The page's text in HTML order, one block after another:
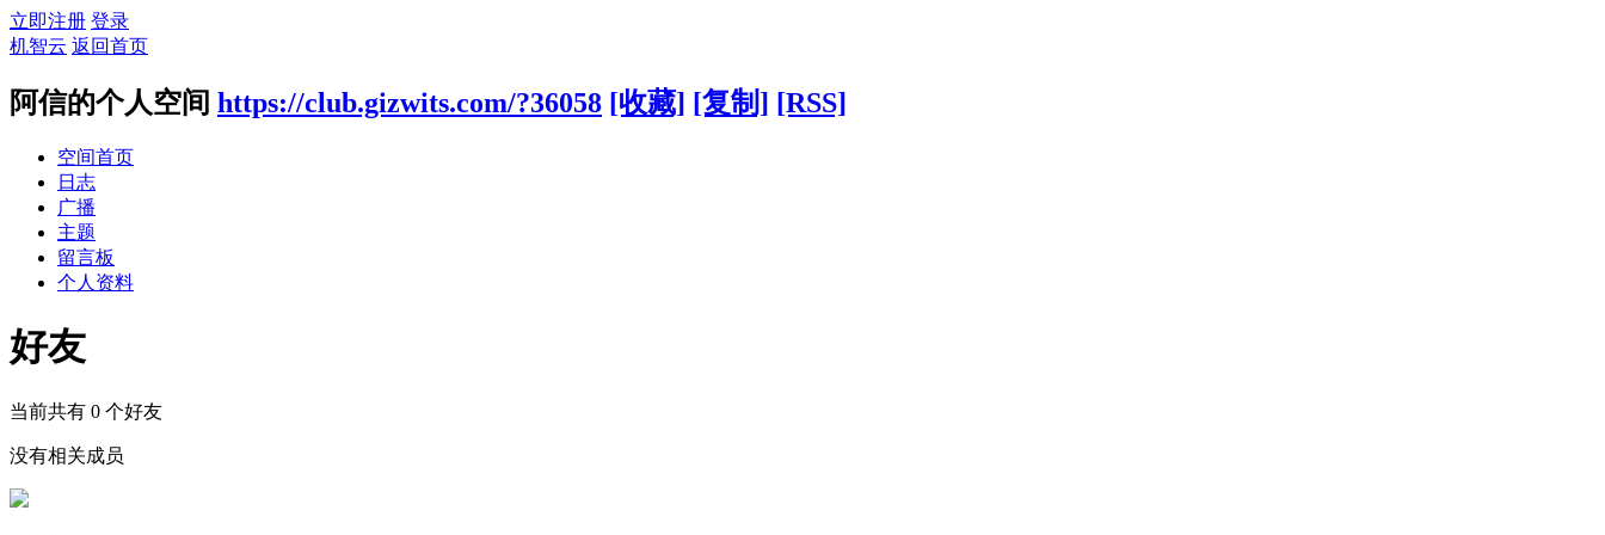
立即注册 登录
机智云 返回首页
阿信的个人空间 https://club.gizwits.com/?36058 [收藏] [复制] [RSS]
空间首页
日志
广播
主题
留言板
个人资料
好友
当前共有 0 个好友
没有相关成员